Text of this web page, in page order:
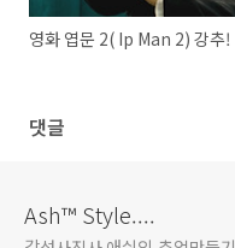
영화 엽문 2( Ip Man 2) 강추!
댓글
Ash™ Style....